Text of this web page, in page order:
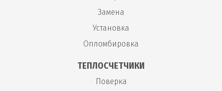
Замена
Установка
Опломбировка
ТЕПЛОСЧЕТЧИКИ
Поверка